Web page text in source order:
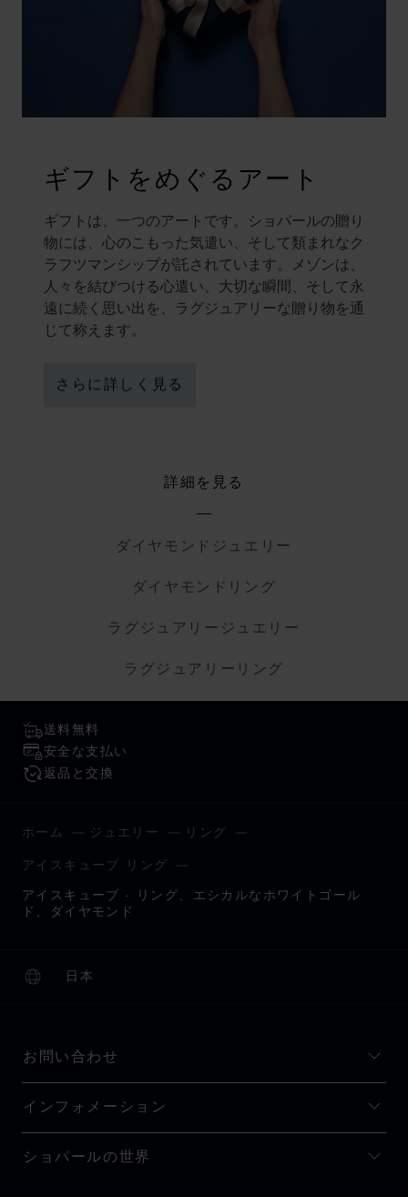
ギフトをめぐるアート
ギフトは、一つのアートです。ショパールの贈り
物には、心のこもった気遣い、そして類まれなク
ラフツマンシップが託されています。メゾンは、
人々を結びつける心遣い、大切な瞬間、そして永
遠に続く思い出を、ラグジュアリーな贈り物を通
じて称えます。
さらに詳しく見る
詳細を見る
ダイヤモンドジュエリー
ダイヤモンドリング
ラグジュアリージュエリー
ラグジュアリーリング
送料無料
安全な支払い
返品と交換
ホーム ジュエリー リング
アイスキューブ リング
アイスキューブ - リング、エシカルなホワイトゴール
ド、ダイヤモンド
日本
ローカリゼーション (国の変更)
国の変更
お問い合わせ
インフォメーション
ショパールの世界